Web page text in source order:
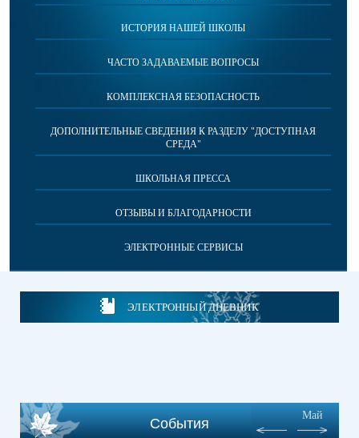
ИСТОРИЯ НАШЕЙ ШКОЛЫ
ЧАСТО ЗАДАВАЕМЫЕ ВОПРОСЫ
КОМПЛЕКСНАЯ БЕЗОПАСНОСТЬ
ДОПОЛНИТЕЛЬНЫЕ СВЕДЕНИЯ К РАЗДЕЛУ "ДОСТУПНАЯ
СРЕДА"
ШКОЛЬНАЯ ПРЕССА
ОТЗЫВЫ И БЛАГОДАРНОСТИ
ЭЛЕКТРОННЫЕ СЕРВИСЫ
ЭЛЕКТРОННЫЙ ДНЕВНИК
События
Май